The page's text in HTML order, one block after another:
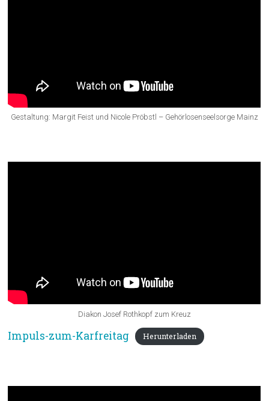
Gestaltung: Margit Feist und Nicole Pröbstl – Gehörlosenseelsorge Mainz
Diakon Josef Rothkopf zum Kreuz
Impuls-zum-Karfreitag Herunterladen